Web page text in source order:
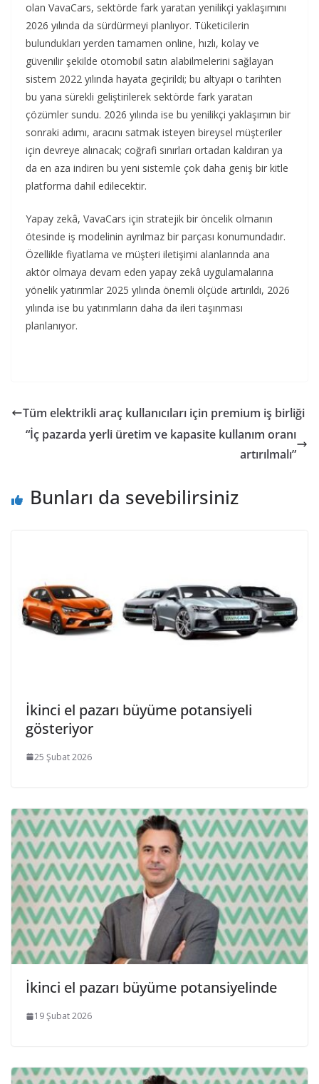
olan VavaCars, sektörde fark yaratan yenilikçi yaklaşımını
2026 yılında da sürdürmeyi planlıyor. Tüketicilerin
bulundukları yerden tamamen online, hızlı, kolay ve
güvenilir şekilde otomobil satın alabilmelerini sağlayan
sistem 2022 yılında hayata geçirildi; bu altyapı o tarihten
bu yana sürekli geliştirilerek sektörde fark yaratan
çözümler sundu. 2026 yılında ise bu yenilikçi yaklaşımın bir
sonraki adımı, aracını satmak isteyen bireysel müşteriler
için devreye alınacak; coğrafi sınırları ortadan kaldıran ya
da en aza indiren bu yeni sistemle çok daha geniş bir kitle
platforma dahil edilecektir.
Yapay zekâ, VavaCars için stratejik bir öncelik olmanın
ötesinde iş modelinin ayrılmaz bir parçası konumundadır.
Özellikle fiyatlama ve müşteri iletişimi alanlarında ana
aktör olmaya devam eden yapay zekâ uygulamalarına
yönelik yatırımlar 2025 yılında önemli ölçüde artırıldı, 2026
yılında ise bu yatırımların daha da ileri taşınması
planlanıyor.
Tüm elektrikli araç kullanıcıları için premium iş birliği
“İç pazarda yerli üretim ve kapasite kullanım oranı
artırılmalı”
Bunları da sevebilirsiniz
İkinci el pazarı büyüme potansiyeli
gösteriyor
25 Şubat 2026
İkinci el pazarı büyüme potansiyelinde
19 Şubat 2026